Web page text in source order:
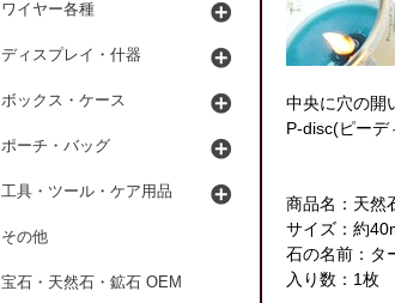
中央に穴の開
P-disc(ピーデ
商品名：天然
サイズ：約
石の名前：タ
入り数：1枚
ワイヤー各種
ディスプレイ・什器
ボックス・ケース
ポーチ・バッグ
工具・ツール・ケア用品
その他
宝石・天然石・鉱石 OEM